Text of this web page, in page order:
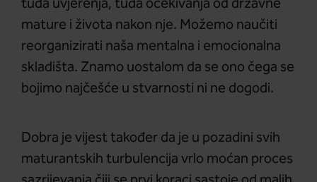
tuđa uvjerenja, tuđa očekivanja od državne
mature i života nakon nje. Možemo naučiti
reorganizirati naša mentalna i emocionalna
skladišta. Znamo uostalom da se ono čega se
bojimo najčešće u stvarnosti ni ne dogodi.
Dobra je vijest također da je u pozadini svih
maturantskih turbulencija vrlo moćan proces